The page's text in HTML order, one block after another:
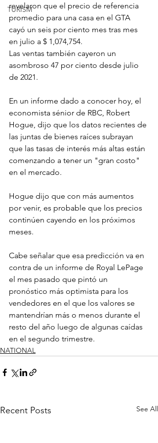
TURISM
revelaron que el precio de referencia
promedio para una casa en el GTA
cayó un seis por ciento mes tras mes
en julio a $ 1,074,754.
Las ventas también cayeron un
asombroso 47 por ciento desde julio
de 2021.
En un informe dado a conocer hoy, el
economista sénior de RBC, Robert
Hogue, dijo que los datos recientes de
las juntas de bienes raíces subrayan
que las tasas de interés más altas están
comenzando a tener un "gran costo"
en el mercado.
Hogue dijo que con más aumentos
por venir, es probable que los precios
continúen cayendo en los próximos
meses.
Cabe señalar que esa predicción va en
contra de un informe de Royal LePage
el mes pasado que pintó un
pronóstico más optimista para los
vendedores en el que los valores se
mantendrían más o menos durante el
resto del año luego de algunas caídas
en el segundo trimestre.
NATIONAL
Recent Posts See All